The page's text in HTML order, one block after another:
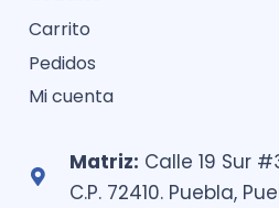
Carrito
Pedidos
Mi cuenta
Matriz: Calle 19 Sur
C.P. 72410. Puebla,